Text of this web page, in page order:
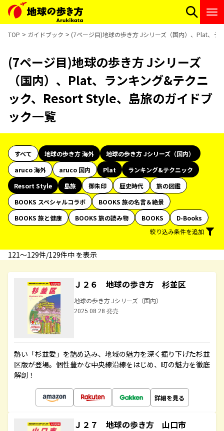
TOP ガイドブック (7ページ目)地球の歩き方 Jシリーズ（国内）、Plat、
(7ページ目)地球の歩き方 Jシリーズ
（国内）、Plat、ランキング&テクニ
ック、Resort Style、島旅のガイドブ
ック一覧
すべて 地球の歩き方 海外
地球の歩き方 Jシリーズ（国内）
aruco 海外
aruco 国内 Plat
ランキング&テクニック
Resort Style
島旅 御朱印 歴史時代
旅の図鑑
BOOKS スペシャルコラボ
BOOKS 旅の名言＆絶景
BOOKS 旅と健康
BOOKS 旅の読み物 BOOKS
D-Books
絞り込み条件を追加
121〜129件/129件中 を表示
Ｊ２６ 地球の歩き方 杉並区
地球の歩き方 Jシリーズ（国内）
2025.08.28 発売
熱い「杉並愛」を詰め込み、地域の魅力を深く掘り下げた杉並
区版が登場。個性豊かな中央線沿線をはじめ、町の魅力を徹底
解剖！
詳細を見る
Ｊ２７ 地球の歩き方 山口市